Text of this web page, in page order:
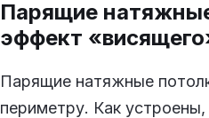
Парящие
эффект
Парящие натяжные
периметру. Как